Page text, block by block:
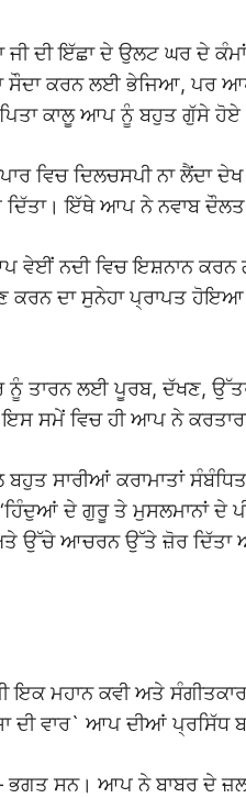
ਜੀ ਦੀ ਇੱਛਾ ਦੇ ਉਲਟ ਘਰ ਦੇ
ਕਰਨ ਲਈ ਭੇਜਿਆ, ਪਰ
ਕਾਲੂ ਆਪ ਨੂੰ ਬਹੁਤ ਗੁੱਸੇ
ਵਿਚ ਦਿਲਚਸਪੀ ਨਾ ਲੈਂਦਾ
ਇੱਥੇ ਆਪ ਨੇ ਨਵਾਬ ਦੌਲਤ
ਵੇਈਂ ਨਦੀ ਵਿਚ ਇਸ਼ਨਾਨ
ਦਾ ਸੁਨੇਹਾ ਪ੍ਰਾਪਤ ਹੋਇਆ
ਨੂੰ ਤਾਰਨ ਲਈ ਪੂਰਬ, ਦੱਖਣ,
ਸਮੇਂ ਵਿਚ ਹੀ ਆਪ ਨੇ
ਬਹੁਤ ਸਾਰੀਆਂ ਕਰਾਮਾਤਾਂ
ਦੇ ਗੁਰੂ ਤੇ ਮੁਸਲਮਾਨਾਂ ਦੇ
ਉੱਚੇ ਆਚਰਨ ਉੱਤੇ ਜ਼ੋਰ ਦਿੱਤਾ
ਇਕ ਮਹਾਨ ਕਵੀ ਅਤੇ
ਦੀ ਵਾਰ` ਆਪ ਦੀਆਂ ਪ੍ਰਸਿੱਧ
ਸਨ। ਆਪ ਨੇ ਬਾਬਰ ਦੇ